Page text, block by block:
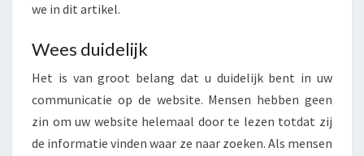
K
A
R
we in dit artikel.
Wees duidelijk
Het is van groot belang dat u duidelijk bent in uw
communicatie op de website. Mensen hebben geen
zin om uw website helemaal door te lezen totdat zij
de informatie vinden waar ze naar zoeken. Als mensen